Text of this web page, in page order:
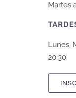
Martes
Lunes,
20:30